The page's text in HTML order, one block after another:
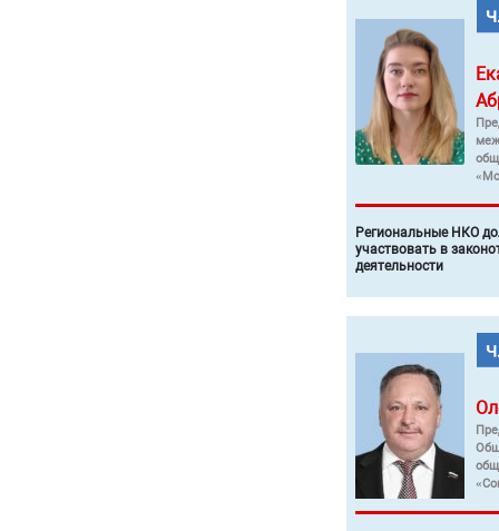
Региональные НКО
участвовать в
деятельности